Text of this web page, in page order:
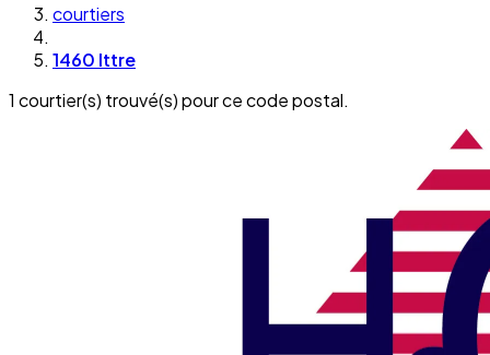
courtiers
1460 Ittre
1 courtier(s) trouvé(s) pour ce code postal.